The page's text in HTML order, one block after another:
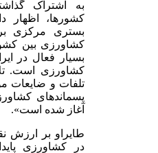
به اشتراک
کشورها، اظهار
بستری مرکزی
کشاورزی بین
بسیار فعال در
کشاورزی است.
تلفات و ضایعات
پسماندهای
آغاز شده است».
طایراو بر ارزش
در کشاورزی